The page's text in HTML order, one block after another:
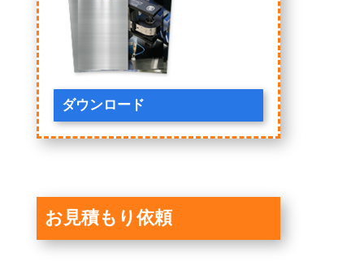
ダウンロード
お見積もり依頼